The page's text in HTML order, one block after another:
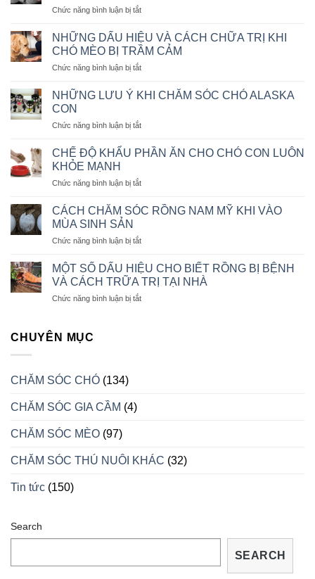
CHÓ
IM
THEO
LỆNH
Chức năng bình luận bị tắtở
NHÂN
VÀ
CÁCH
CHỮA
CHÓ
THẬN
NHỮNG DẤU HIỆU VÀ CÁCH CHỮA TRỊ KHI
CHÓ MÈO BỊ TRẦM CẢM
Chức năng bình luận bị tắtở
DẤU
CÁCH
TRỊ
MÈO
TRẦM
NHỮNG LƯU Ý KHI CHĂM SÓC CHÓ ALASKA
CON
Chức năng bình luận bị tắtở
LƯU
CHĂM
CHÓ
CHẾ ĐỘ KHẨU PHẦN ĂN CHO CHÓ CON LUÔN
KHỎE MẠNH
Chức năng bình luận bị tắtở
ĐỘ
ĂN
CHÓ
CON
LUÔN
KHỎE
CÁCH CHĂM SÓC RỒNG NAM MỸ KHI VÀO
MÙA SINH SẢN
Chức năng bình luận bị tắtở
CHĂM
SÓC
RỒNG
NAM
MỘT SỐ DẤU HIỆU CHO BIẾT RỒNG BỊ BỆNH
VÀ CÁCH TRỮA TRỊ TẠI NHÀ
Chức năng bình luận bị tắtở
TRỊ
TẠI
CHUYÊN MỤC
CHĂM SÓC CHÓ (134)
CHĂM SÓC GIA CẦM (4)
CHĂM SÓC MÈO (97)
CHĂM SÓC THÚ NUÔI KHÁC (32)
Tin tức (150)
Search
SEARCH